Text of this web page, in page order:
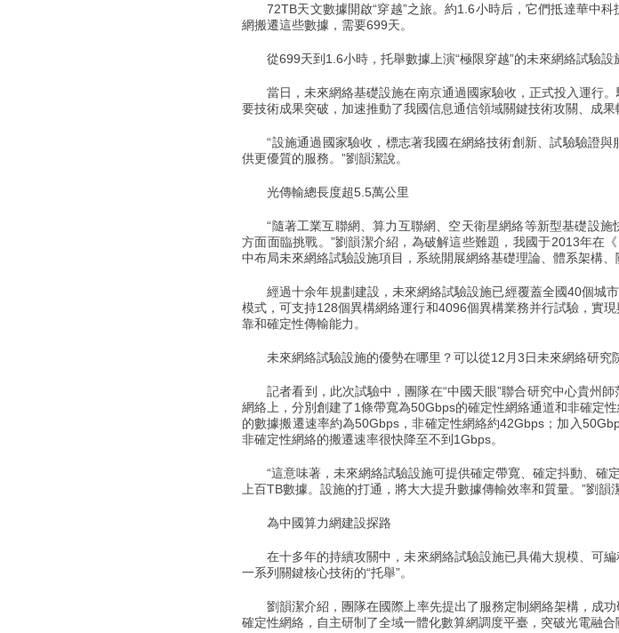
72TB天文數據開啟“穿越”之旅。約1.6小時后，它們抵達華中科
網搬遷這些數據，需要699天。
從699天到1.6小時，托舉數據上演“極限穿越”的未來網絡試驗設
當日，未來網絡基礎設施在南京通過國家驗收，正式投入運行。
要技術成果突破，加速推動了我國信息通信領域關鍵技術攻關、成果
“設施通過國家驗收，標志著我國在網絡技術創新、試驗驗證與
供更優質的服務。”劉韻潔說。
光傳輸總長度超5.5萬公里
“隨著工業互聯網、算力互聯網、空天衛星網絡等新型基礎設施
方面面臨挑戰。”劉韻潔介紹，為破解這些難題，我國于2013年在
中布局未來網絡試驗設施項目，系統開展網絡基礎理論、體系架構、
經過十余年規劃建設，未來網絡試驗設施已經覆蓋全國40個城
模式，可支持128個異構網絡運行和4096個異構業務并行試驗，實
靠和確定性傳輸能力。
未來網絡試驗設施的優勢在哪里？可以從12月3日未來網絡研究
記者看到，此次試驗中，團隊在“中國天眼”聯合研究中心貴州師
網絡上，分別創建了1條帶寬為50Gbps的確定性網絡通道和非確定
的數據搬遷速率約為50Gbps，非確定性網絡約42Gbps；加入
非確定性網絡的搬遷速率很快降至不到1Gbps。
“這意味著，未來網絡試驗設施可提供確定帶寬、確定抖動、確
上百TB數據。設施的打通，將大大提升數據傳輸效率和質量。”劉韻
為中國算力網建設探路
在十多年的持續攻關中，未來網絡試驗設施已具備大規模、可編
一系列關鍵核心技術的“托舉”。
劉韻潔介紹，團隊在國際上率先提出了服務定制網絡架構，成功
確定性網絡，自主研制了全域一體化數算網調度平臺，突破光電融